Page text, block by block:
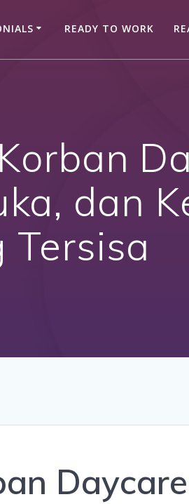
READY TO WORK
dan
Tersisa
Daycare